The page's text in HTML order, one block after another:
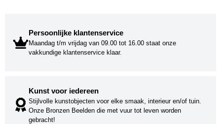
Persoonlijke klantenservice
Maandag t/m vrijdag van 09.00 tot 16.00 staat onze
vakkundige klantenservice klaar.
Kunst voor iedereen
Stijlvolle kunstobjecten voor elke smaak, interieur en/of tuin.
Onze Bronzen Beelden die met vuur tot leven worden
gebracht!